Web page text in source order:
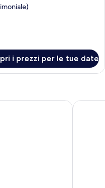
i prezzi per le tue date
Hotel